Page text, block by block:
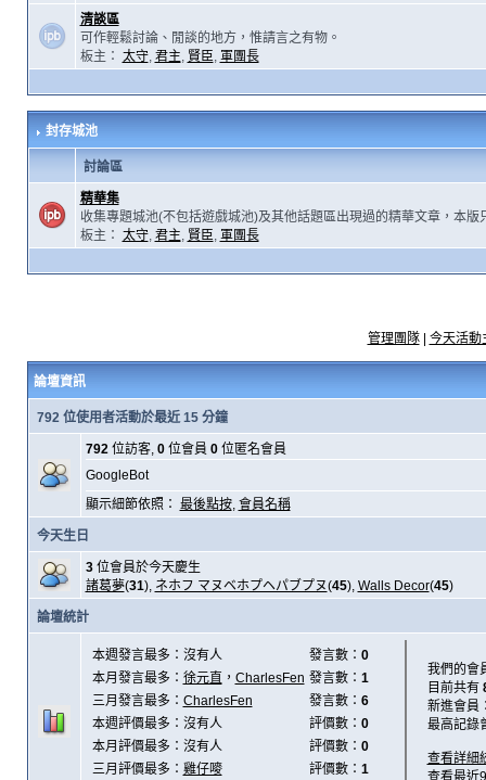
清談區
可作輕鬆討論、閒談的地方，惟請言之有物。
板主： 太守, 君主, 賢臣, 軍團長
封存城池
討論區
精華集
收集專題城池(不包括遊戲城池)及其他話題區出現過的精華文章，本版
板主： 太守, 君主, 賢臣, 軍團長
管理團隊| 今天活動
論壇資訊
792 位使用者活動於最近 15 分鐘
792位訪客, 0位會員 0位匿名會員
GoogleBot
顯示細節依照： 最後點按, 會員名稱
今天生日
3位會員於今天慶生
諸葛夢(31), ネホフ マヌベホプヘパブプヌ(45), Walls Decor(45)
論壇統計
本週發言最多：沒有人 發言數： 0
本月發言最多： 徐元直 ， CharlesFen 發言數： 1
三月發言最多： CharlesFen 發言數： 6
本週評價最多：沒有人
評價數： 0
本月評價最多：沒有人
評價數： 0
三月評價最多： 雞仔嘜 評價數： 1
我們的會
目前共有
新進會員
最高記錄
查看詳細
查看最近